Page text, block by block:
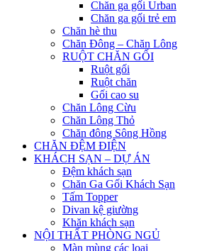
Chăn ga gối Urban
Chăn ga gối trẻ em
Chăn hè thu
Chăn Đông – Chăn Lông
RUỘT CHĂN GỐI
Ruột gối
Ruột chăn
Gối cao su
Chăn Lông Cừu
Chăn Lông Thỏ
Chăn đông Sông Hồng
CHĂN ĐỆM ĐIỆN
KHÁCH SẠN – DỰ ÁN
Đệm khách sạn
Chăn Ga Gối Khách Sạn
Tấm Topper
Divan kệ giường
Khăn khách sạn
NỘI THẤT PHÒNG NGỦ
Màn mùng các loại